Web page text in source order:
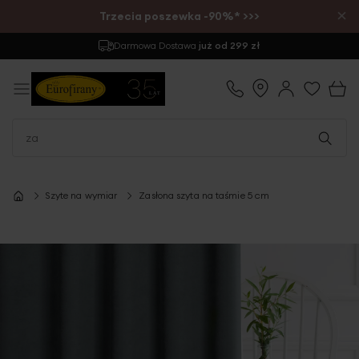
Trzecia poszewka -90%* >>> ×
Darmowa Dostawa już od 299 zł
Szyte na wymiar Zasłona szyta na taśmie 5 cm